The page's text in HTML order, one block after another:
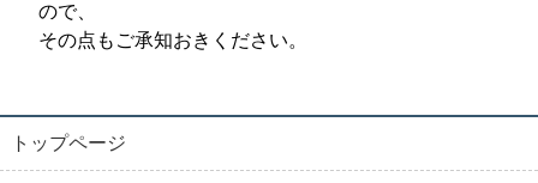
ので、
その点もご承知おきください。
トップページ